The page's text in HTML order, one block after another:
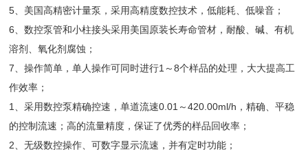
5、美国高精密计量泵，采用高精度数控技术，低能耗、低噪音；
6、数控泵管和小柱接头采用美国原装长寿命管材，耐酸、碱、有机
溶剂、氧化剂腐蚀；
7、操作简单，单人操作可同时进行1～8个样品的处理，大大提高工
作效率；
1、采用数控泵精确控速，单道流速0.01～420.00ml/h，精确、平稳
的控制流速；高的流量精度，保证了优秀的样品回收率；
2、无级数控操作、可数字显示流速，并有定时功能；